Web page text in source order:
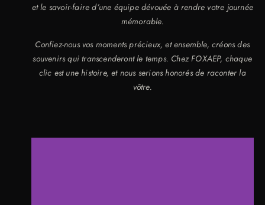
et le savoir-faire d’une équipe dévouée à rendre votre journée
mémorable.
Confiez-nous vos moments précieux, et ensemble, créons des
souvenirs qui transcenderont le temps. Chez FOXAEP, chaque
clic est une histoire, et nous serions honorés de raconter la
vôtre.